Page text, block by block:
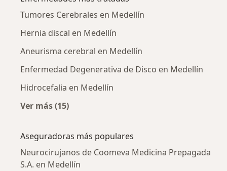
Tumores Cerebrales en Medellín
Hernia discal en Medellín
Aneurisma cerebral en Medellín
Enfermedad Degenerativa de Disco en Medellín
Hidrocefalia en Medellín
Ver más (15)
Aseguradoras más populares
Neurocirujanos de Coomeva Medicina Prepagada
S.A. en Medellín